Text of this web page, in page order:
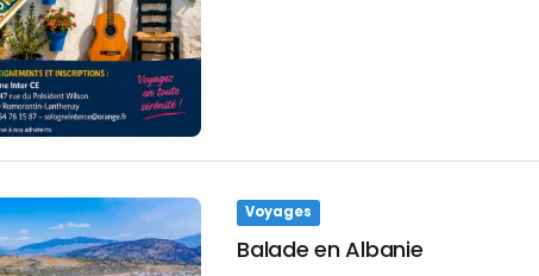
Voyages
Balade en Albanie